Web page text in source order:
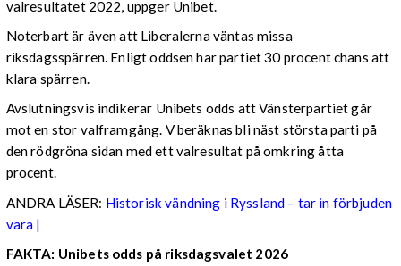
valresultatet 2022, uppger Unibet.
Noterbart är även att Liberalerna väntas missa
riksdagsspärren. Enligt oddsen har partiet 30 procent chans att
klara spärren.
Avslutningsvis indikerar Unibets odds att Vänsterpartiet går
mot en stor valframgång. V beräknas bli näst största parti på
den rödgröna sidan med ett valresultat på omkring åtta
procent.
ANDRA LÄSER: Historisk vändning i Ryssland – tar in förbjuden
vara |
FAKTA: Unibets odds på riksdagsvalet 2026